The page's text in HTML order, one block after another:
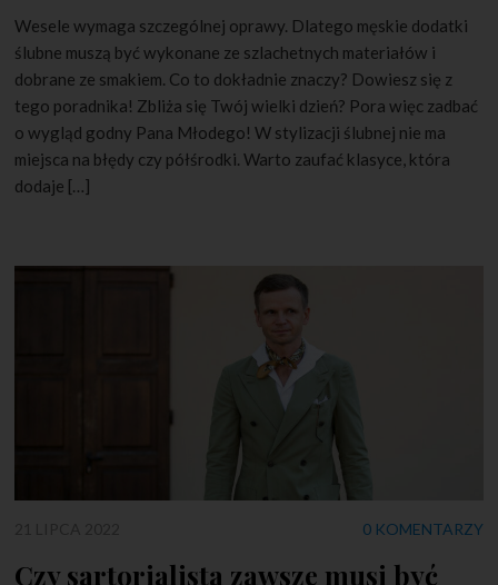
Wesele wymaga szczególnej oprawy. Dlatego męskie dodatki
ślubne muszą być wykonane ze szlachetnych materiałów i
dobrane ze smakiem. Co to dokładnie znaczy? Dowiesz się z
tego poradnika! Zbliża się Twój wielki dzień? Pora więc zadbać
o wygląd godny Pana Młodego! W stylizacji ślubnej nie ma
miejsca na błędy czy półśrodki. Warto zaufać klasyce, która
dodaje […]
0 KOMENTARZY
Czy sartorialista zawsze musi być